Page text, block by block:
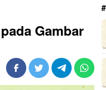
Gambar